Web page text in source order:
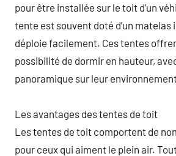
pour être installée sur le toit d’un
tente est souvent doté d’un matelas
déploie facilement. Ces tentes
possibilité de dormir en hauteur,
panoramique sur leur
Les avantages des tentes de toit
Les tentes de toit comportent de
pour ceux qui aiment le plein air.